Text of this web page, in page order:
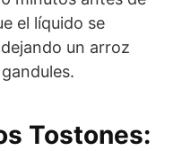
el líquido se
un arroz
Tostones: